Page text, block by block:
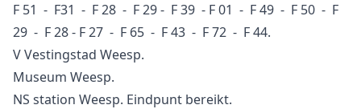
F 51 - F31 - F 28 - F 29 - F 39 - F 01 - F 49 - F 50 - F
29 - F 28 - F 27 - F 65 - F 43 - F 72 - F 44.
V Vestingstad Weesp.
Museum Weesp.
NS station Weesp. Eindpunt bereikt.